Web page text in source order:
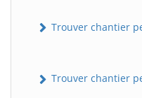
Trouver chantier
Trouver chantier